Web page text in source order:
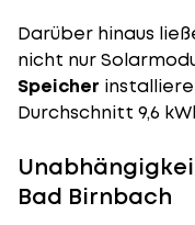
Darüber hinaus
nicht nur
Speicher
Durchschnitt 9,6
Bad Birnbach